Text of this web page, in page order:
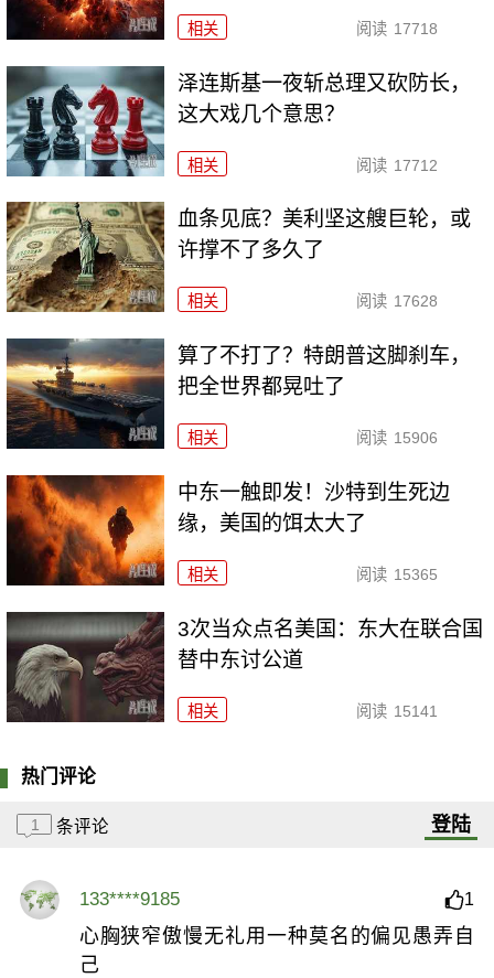
相关 阅读 17718
泽连斯基一夜斩总理又砍防长，
这大戏几个意思？
相关 阅读 17712
血条见底？美利坚这艘巨轮，或
许撑不了多久了
相关 阅读 17628
算了不打了？特朗普这脚刹车，
把全世界都晃吐了
相关 阅读 15906
中东一触即发！沙特到生死边
缘，美国的饵太大了
相关 阅读 15365
3次当众点名美国：东大在联合国
替中东讨公道
相关 阅读 15141
热门评论
1 条评论 登陆
133****9185 1
心胸狭窄傲慢无礼用一种莫名的偏见愚弄自
己